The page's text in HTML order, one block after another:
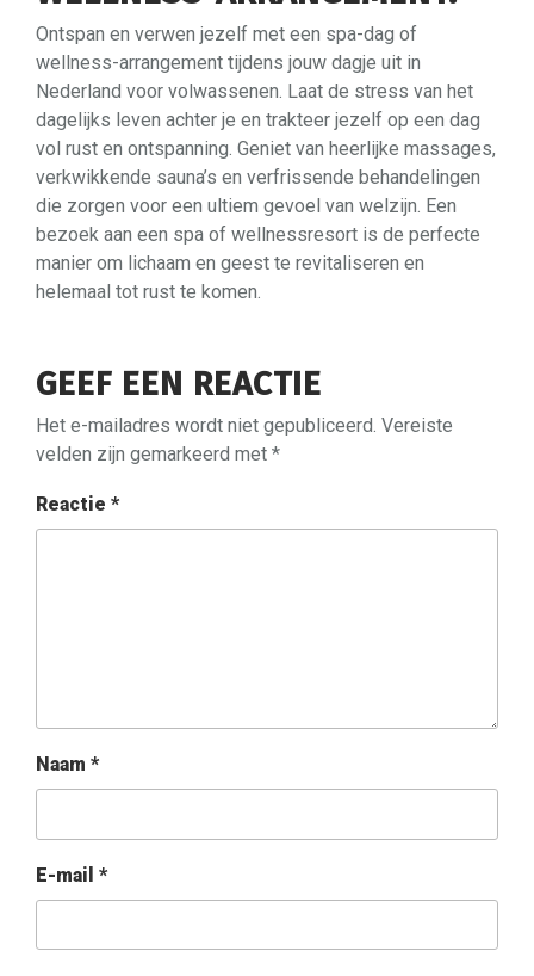
Ontspan en verwen jezelf met een spa-dag of
wellness-arrangement tijdens jouw dagje uit in
Nederland voor volwassenen. Laat de stress van het
dagelijks leven achter je en trakteer jezelf op een dag
vol rust en ontspanning. Geniet van heerlijke massages,
verkwikkende sauna’s en verfrissende behandelingen
die zorgen voor een ultiem gevoel van welzijn. Een
bezoek aan een spa of wellnessresort is de perfecte
manier om lichaam en geest te revitaliseren en
helemaal tot rust te komen.
GEEF EEN REACTIE
Het e-mailadres wordt niet gepubliceerd. Vereiste
velden zijn gemarkeerd met *
Reactie *
Naam *
E-mail *